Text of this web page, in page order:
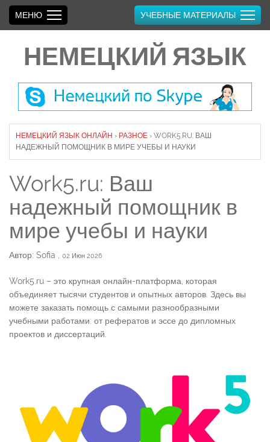
НЕМЕЦКИЙ ЯЗЫК
МЕНЮ УЧЕБНЫЕ МАТЕРИАЛЫ
НЕМЕЦКИЙ ЯЗЫК ОНЛАЙН › РАЗНОЕ › WORK5.RU: ВАШ
НАДЕЖНЫЙ ПОМОЩНИК В МИРЕ УЧЕБЫ И НАУКИ
Work5.ru: Ваш
надежный помощник в
мире учебы и науки
Автор: Sofia , 02 Июн 2026
Work5.ru – это крупная онлайн-платформа, которая
объединяет тысячи студентов и опытных авторов. Здесь вы
можете заказать помощь с самыми разнообразными
учебными работами: от рефератов и эссе до дипломных
проектов и диссертаций.